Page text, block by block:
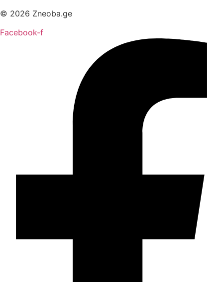
© 2026 Zneoba.ge
Facebook-f